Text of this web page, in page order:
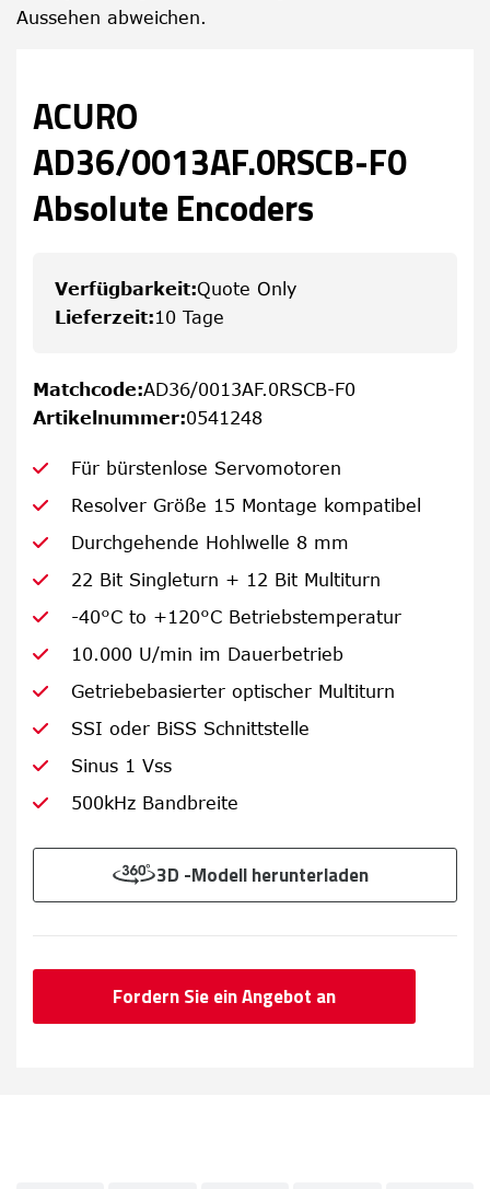
Aussehen abweichen.
ACURO
AD36/0013AF.0RSCB-F0
Absolute Encoders
Verfügbarkeit:Quote Only
Lieferzeit:10 Tage
Matchcode:AD36/0013AF.0RSCB-F0
Artikelnummer:0541248
Für bürstenlose Servomotoren
Resolver Größe 15 Montage kompatibel
Durchgehende Hohlwelle 8 mm
22 Bit Singleturn + 12 Bit Multiturn
-40°C to +120°C Betriebstemperatur
10.000 U/min im Dauerbetrieb
Getriebebasierter optischer Multiturn
SSI oder BiSS Schnittstelle
Sinus 1 Vss
500kHz Bandbreite
3D -Modell herunterladen
Fordern Sie ein Angebot an